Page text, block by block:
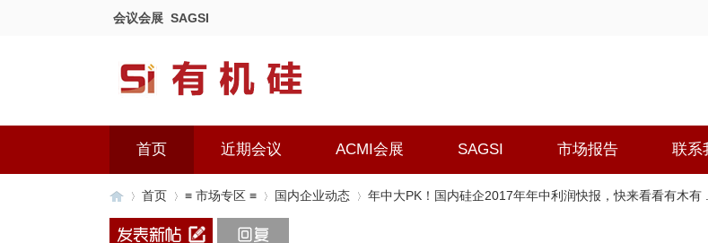
会议会展 SAGSI
首页 近期会议 ACMI会展 SAGSI 市场报告 联系
首页 ≡ 市场专区 ≡ 国内企业动态 年中大PK！国内硅企2017年年中利润快报，快来看看有木有 ...